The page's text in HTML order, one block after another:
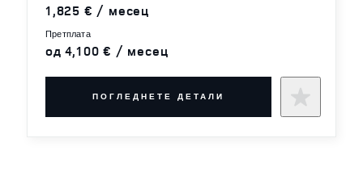
1,825 € / месец
претплата
од 4,100 € / месец
ПОГЛЕДНЕТЕ ДЕТАЛИ